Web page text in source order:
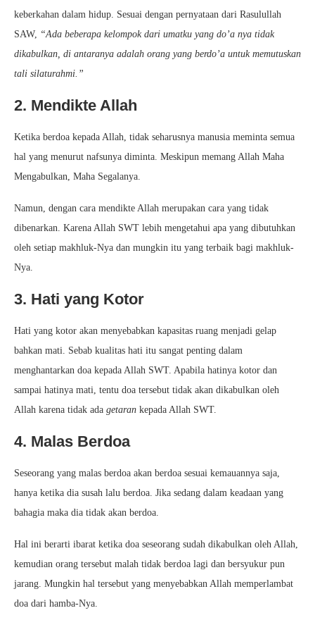
keberkahan dalam hidup. Sesuai dengan pernyataan dari Rasulullah
SAW, “Ada beberapa kelompok dari umatku yang do’a nya tidak
dikabulkan, di antaranya adalah orang yang berdo’a untuk memutuskan
tali silaturahmi.”
2. Mendikte Allah
Ketika berdoa kepada Allah, tidak seharusnya manusia meminta semua
hal yang menurut nafsunya diminta. Meskipun memang Allah Maha
Mengabulkan, Maha Segalanya.
Namun, dengan cara mendikte Allah merupakan cara yang tidak
dibenarkan. Karena Allah SWT lebih mengetahui apa yang dibutuhkan
oleh setiap makhluk-Nya dan mungkin itu yang terbaik bagi makhluk-
Nya.
3. Hati yang Kotor
Hati yang kotor akan menyebabkan kapasitas ruang menjadi gelap
bahkan mati. Sebab kualitas hati itu sangat penting dalam
menghantarkan doa kepada Allah SWT. Apabila hatinya kotor dan
sampai hatinya mati, tentu doa tersebut tidak akan dikabulkan oleh
Allah karena tidak ada getaran kepada Allah SWT.
4. Malas Berdoa
Seseorang yang malas berdoa akan berdoa sesuai kemauannya saja,
hanya ketika dia susah lalu berdoa. Jika sedang dalam keadaan yang
bahagia maka dia tidak akan berdoa.
Hal ini berarti ibarat ketika doa seseorang sudah dikabulkan oleh Allah,
kemudian orang tersebut malah tidak berdoa lagi dan bersyukur pun
jarang. Mungkin hal tersebut yang menyebabkan Allah memperlambat
doa dari hamba-Nya.